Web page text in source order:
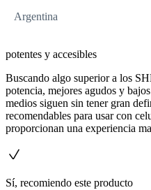
Argentina
potentes y accesibles
Buscando algo superior a los
potencia, mejores agudos y
medios siguen sin tener gran
recomendables para usar con
proporcionan una experiencia
Sí, recomiendo este producto